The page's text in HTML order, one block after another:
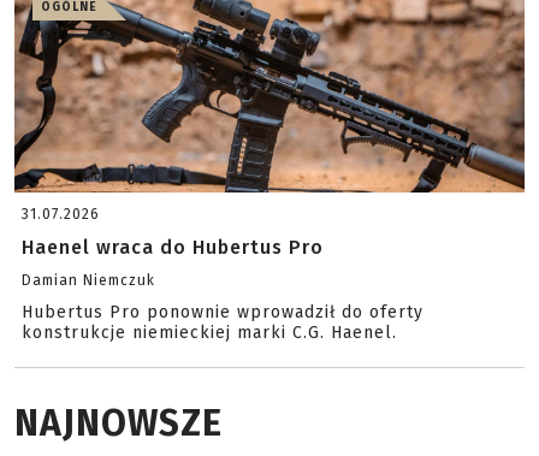
OGÓLNE
31.07.2026
Haenel wraca do Hubertus Pro
Damian Niemczuk
Hubertus Pro ponownie wprowadził do oferty
konstrukcje niemieckiej marki C.G. Haenel.
NAJNOWSZE